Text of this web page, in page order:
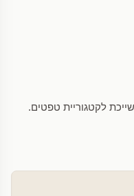
לקטגוריית טפטים.